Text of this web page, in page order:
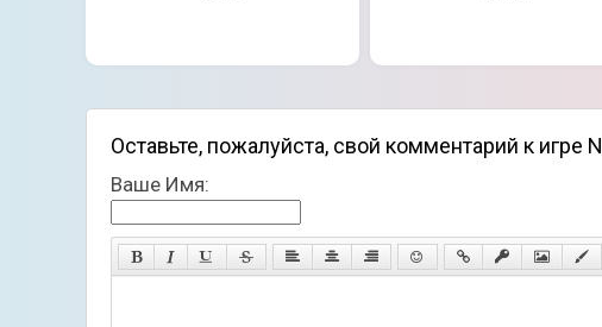
Оставьте, пожалуйста, свой комментарий к игре
Ваше Имя: